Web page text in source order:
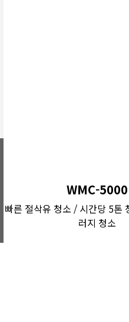
WMC-5000
빠른 절삭유 청소 / 시간당 5톤
러지 청소